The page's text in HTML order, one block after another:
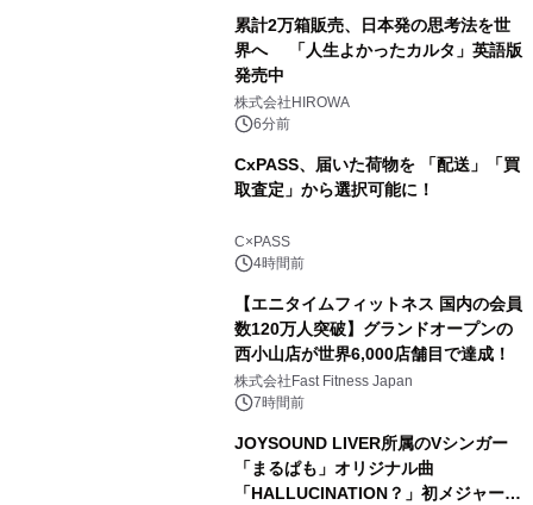
累計2万箱販売、日本発の思考法を世
界へ 「人生よかったカルタ」英語版
発売中
株式会社HIROWA
6分前
CxPASS、届いた荷物を 「配送」「買
取査定」から選択可能に！
C×PASS
4時間前
【エニタイムフィットネス 国内の会員
数120万人突破】グランドオープンの
西小山店が世界6,000店舗目で達成！
株式会社Fast Fitness Japan
7時間前
JOYSOUND LIVER所属のVシンガー
「まるぱも」オリジナル曲
「HALLUCINATION？」初メジャー配